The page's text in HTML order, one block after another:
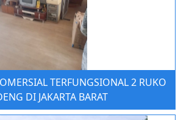
TERFUNGSIONAL 2 RUKO
DI JAKARTA BARAT